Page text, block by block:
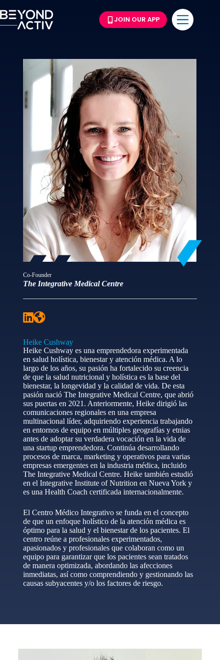
JOIN OUR APP
Co-Founder
The Integrative Medical Centre
Heike Cushway
Heike Cushway es una emprendedora experimentada
en salud holística, bienestar y atención médica. A lo
largo de los años, su pasión ha fortalecido su creencia
de que la salud nutricional y holística es la base del
bienestar, la longevidad y la calidad de vida. De esta
pasión nació The Integrative Medical Centre, que abrió
sus puertas en 2021. Anteriormente, Heike dirigió las
comunicaciones regionales en una empresa
multinacional líder, adquiriendo experiencia trabajando
en entornos de equipo en múltiples geografías y etnias
antes de adoptar su verdadera vocación en la vida de
una startup emprendedora. Continúa desarrollando
procesos de marca, marketing y operativos para varias
empresas emergentes en la industria médica, incluido
The Integrative Medical Centre. Heike también estudió
en el Integrative Institute of Nutrition en Nueva York y
es una Health Coach certificada internacionalmente.
El Centro Médico Integrativo se funda en el concepto
de que un enfoque holístico de la atención médica es
óptimo para la salud y el bienestar de los pacientes. El
centro reúne a profesionales experimentados,
apasionados y profesionales que colaboran como un
equipo para garantizar que los pacientes sean tratados
de manera optimizada, abordando las afecciones
inmediatas, así como comprendiendo y gestionando las
causas subyacentes y/o los factores de riesgo.